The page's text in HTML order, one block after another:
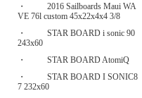
・
2016 Sailboards Maui WA
VE 76l custom 45x22x4x4 3/8
・
STAR BOARD i sonic 90
243x60
・
STAR BOARD AtomiQ
・
STAR BOARD I SONIC8
7 232x60